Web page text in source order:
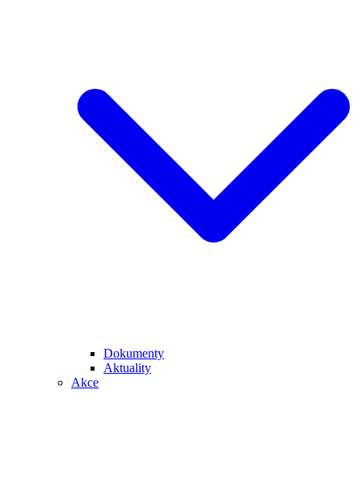
Dokumenty
Aktuality
Akce